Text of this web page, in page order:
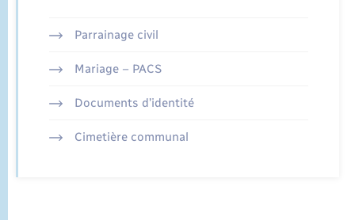
Parrainage civil
Mariage – PACS
Documents d’identité
Cimetière communal